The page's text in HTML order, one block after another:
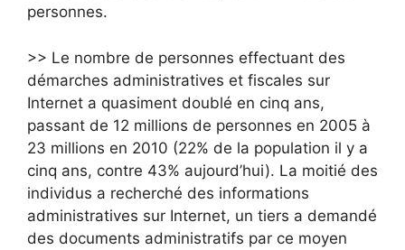
personnes.
>> Le nombre de personnes effectuant des
démarches administratives et fiscales sur
Internet a quasiment doublé en cinq ans,
passant de 12 millions de personnes en 2005 à
23 millions en 2010 (22% de la population il y a
cinq ans, contre 43% aujourd’hui). La moitié des
individus a recherché des informations
administratives sur Internet, un tiers a demandé
des documents administratifs par ce moyen